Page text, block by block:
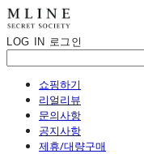
LOG IN 로그인
쇼핑하기
리얼리뷰
문의사항
공지사항
제휴/대량구매